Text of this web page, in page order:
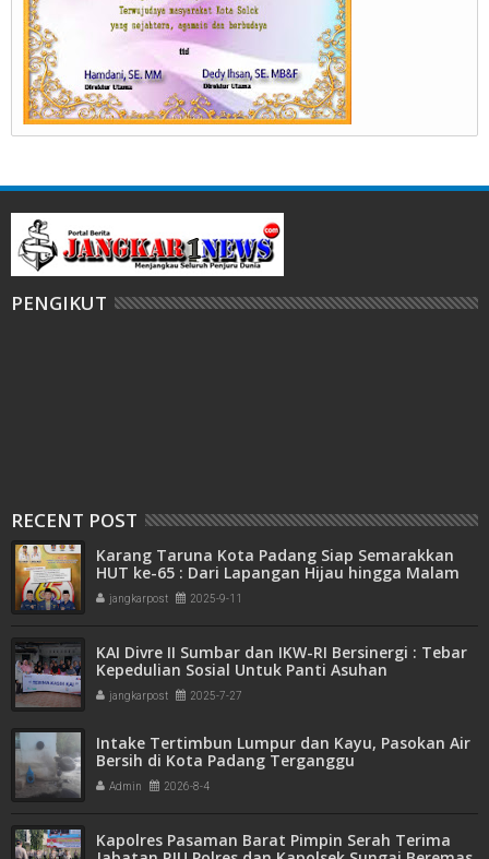
PENGIKUT
RECENT POST
Karang Taruna Kota Padang Siap Semarakkan
HUT ke-65 : Dari Lapangan Hijau hingga Malam
Kebersamaan
jangkarpost 2025-9-11
KAI Divre II Sumbar dan IKW-RI Bersinergi : Tebar
Kepedulian Sosial Untuk Panti Asuhan
jangkarpost 2025-7-27
Intake Tertimbun Lumpur dan Kayu, Pasokan Air
Bersih di Kota Padang Terganggu
Admin 2026-8-4
Kapolres Pasaman Barat Pimpin Serah Terima